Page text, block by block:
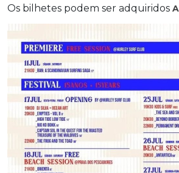
Os bilhetes podem ser adquiridos